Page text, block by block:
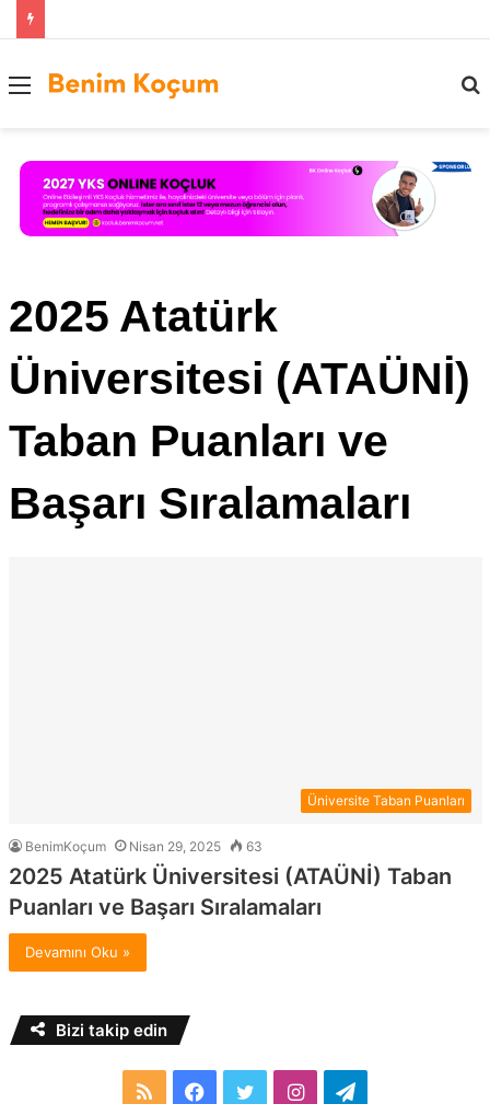
Menü
2025 Atatürk
Üniversitesi (ATAÜNİ)
Taban Puanları ve
Başarı Sıralamaları
Üniversite Taban Puanları
BenimKoçum Nisan 29, 2025 63
2025 Atatürk Üniversitesi (ATAÜNİ) Taban
Puanları ve Başarı Sıralamaları
Devamını Oku »
Bizi takip edin
RSS Facebook
TwitterInstagramTelegram